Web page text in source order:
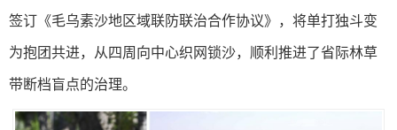
签订《毛乌素沙地区域联防联治合作协议》，将单打独斗变
为抱团共进，从四周向中心织网锁沙，顺利推进了省际林草
带断档盲点的治理。